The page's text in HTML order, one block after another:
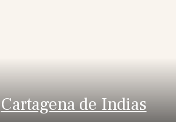
Cartagena de Indias